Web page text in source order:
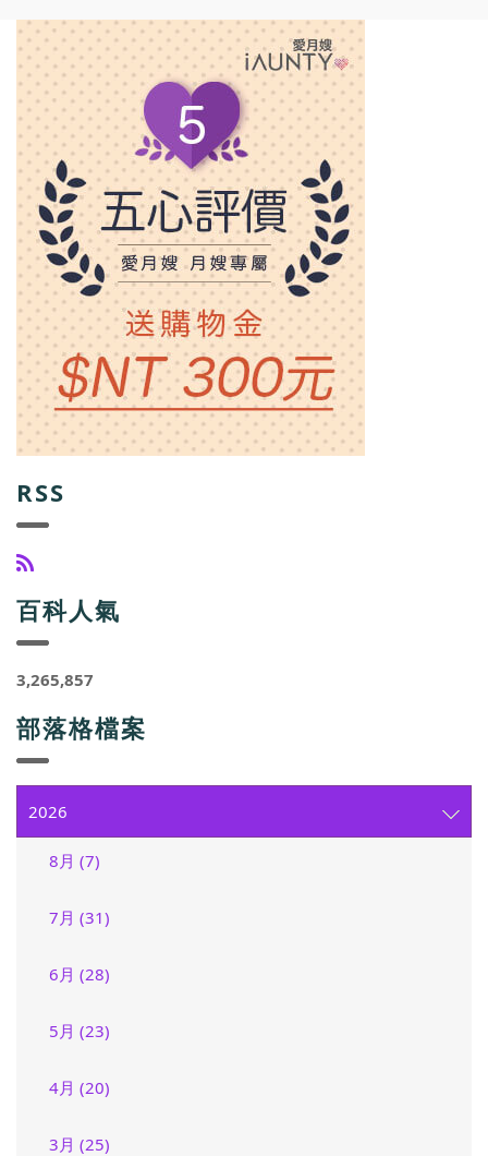
RSS
百科人氣
3,265,857
部落格檔案
2026
8月 (7)
7月 (31)
6月 (28)
5月 (23)
4月 (20)
3月 (25)